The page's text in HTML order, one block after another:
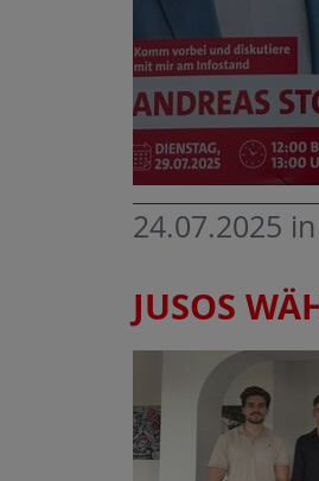
24.07.2025 in
JUSOS